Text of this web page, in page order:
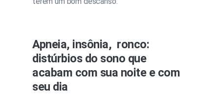
Apneia, insônia, ronco:
distúrbios do sono que
acabam com sua noite e com
seu dia